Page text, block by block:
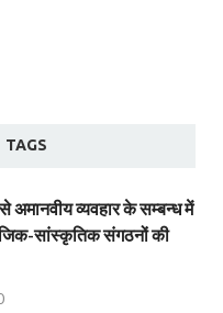
TAGS
अमानवीय व्यवहार के सम्बन्ध में
सांस्कृतिक संगठनों की